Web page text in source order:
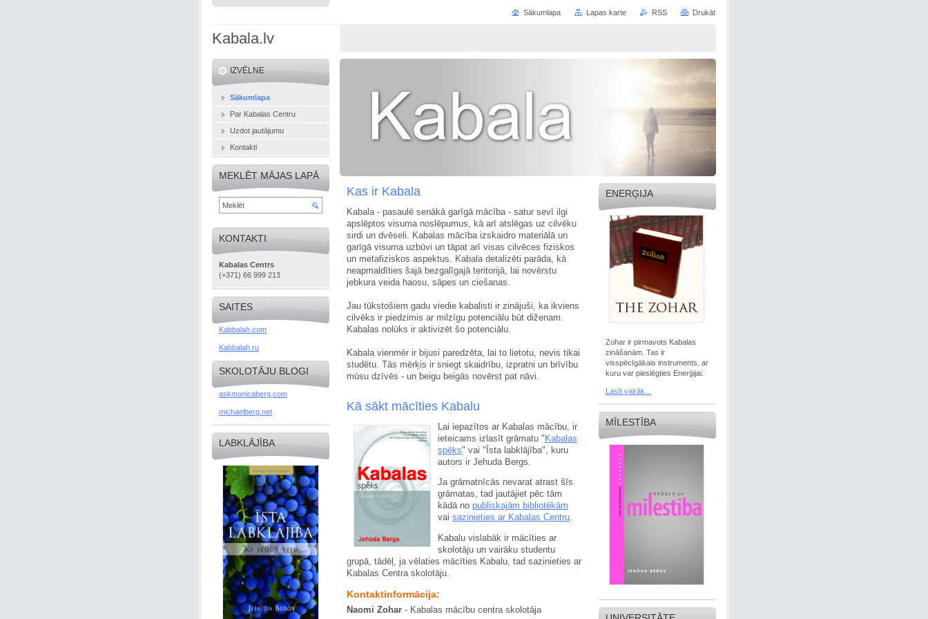
Kabala.lv
Kas ir Kabala
Kabala - pasaulē senākā garīgā mācība - satur sevī ilgi
apslēptos visuma noslēpumus, kā arī atslēgas uz cilvēku
sirdi un dvēseli. Kabalas mācība izskaidro materiālā un
garīgā visuma uzbūvi un tāpat arī visas cilvēces fiziskos
un metafiziskos aspektus. Kabala detalizēti parāda, kā
neapmaldīties šajā bezgalīgajā teritorijā, lai novērstu
jebkura veida haosu, sāpes un ciešanas.
Jau tūkstošiem gadu viedie kabalisti ir zinājuši, ka ikviens
cilvēks ir piedzimis ar milzīgu potenciālu būt diženam.
Kabalas nolūks ir aktivizēt šo potenciālu.
Kabala vienmēr ir bijusi paredzēta, lai to lietotu, nevis tikai
studētu. Tās mērķis ir sniegt skaidrību, izpratni un brīvību
mūsu dzīvēs - un beigu beigās novērst pat nāvi.
Kā sākt mācīties Kabalu
Lai iepazītos ar Kabalas mācību, ir
ieteicams izlasīt grāmatu "Kabalas
spēks" vai "Īsta labklājība", kuru
autors ir Jehuda Bergs.
Ja grāmatnīcās nevarat atrast šīs
grāmatas, tad jautājiet pēc tām
kādā no publiskajām bibliotēkām
vai sazinieties ar Kabalas Centru.
Kabalu vislabāk ir mācīties ar
skolotāju un vairāku studentu
grupā, tādēļ, ja vēlaties mācīties Kabalu, tad sazinieties ar
Kabalas Centra skolotāju.
Kontaktinformācija:
Naomi Zohar - Kabalas mācību centra skolotāja
ENERĢIJA
Zohar ir pirmavots Kabalas
zināšanām. Tas ir
visspēcīgākais instruments, ar
kuru var pieslēgties Enerģijai.
Lasīt vairāk...
MĪLESTĪBA
IZVĒLNE
Sākumlapa
Par Kabalas Centru
Uzdot jautājumu
Kontakti
MEKLĒT MĀJAS LAPĀ
KONTAKTI
Kabalas Centrs
(+371) 66 999 213
SAITES
Kabbalah.com
Kabbalah.ru
SKOLOTĀJU BLOGI
askmonicaberg.com
michaelberg.net
LABKLĀJĪBA
Sākumlapa Lapas karte RSS Drukāt